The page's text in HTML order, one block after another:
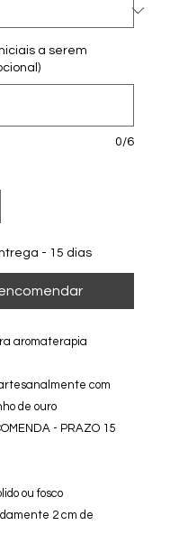
a serem
0/6
- 15 dias
aromaterapia
com
de ouro
- PRAZO 15
ou fosco
2 cm de